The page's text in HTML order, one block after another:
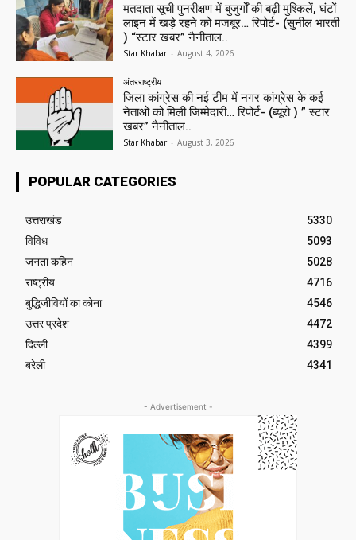
मतदाता सूची पुनरीक्षण में बुजुर्गों की बढ़ी मुश्किलें, घंटों
लाइन में खड़े रहने को मजबूर… रिपोर्ट- (सुनील भारती
) “स्टार खबर” नैनीताल..
Star Khabar - August 4, 2026
अंतरराष्ट्रीय
जिला कांग्रेस की नई टीम में नगर कांग्रेस के कई
नेताओं को मिली जिम्मेदारी… रिपोर्ट- (ब्यूरो ) ” स्टार
खबर” नैनीताल..
Star Khabar - August 3, 2026
POPULAR CATEGORIES
उत्तराखंड
5330
विविध
5093
जनता कहिन
5028
राष्ट्रीय
4716
बुद्धिजीवियों का कोना
4546
उत्तर प्रदेश
4472
दिल्ली
4399
बरेली
4341
- Advertisement -